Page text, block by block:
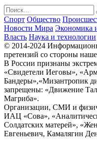
Спорт Общество
Новости Мира Экономика
Власть Наука и технологии
© 2014-2024
претензий со стороны
В России признаны
«Свидетели Иеговы»,
Бандеры»,«Мизантропик
запрещены: «Движение
Магриба».
Организации, СМИ и
ИАЦ «Сова»,
Солдатских матерей»,
Евгеньевич, Камалягин